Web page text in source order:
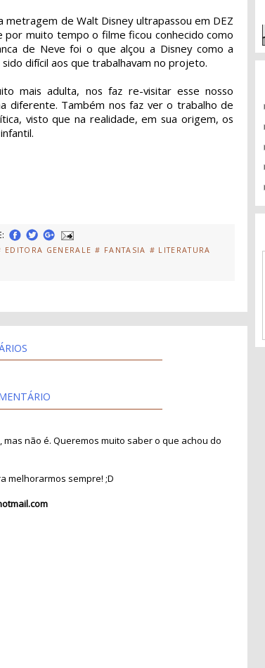
de Walt Disney ultrapassou em DEZ
por muito tempo o filme ficou conhecido como
de Neve foi o que alçou a Disney como a
difícil aos que trabalhavam no projeto.
mais adulta, nos faz re-visitar esse nosso
diferente. Também nos faz ver o trabalho de
visto que na realidade, em sua origem, os
EDITORA GENERALE # FANTASIA # LITERATURA
mas não é. Queremos muito saber o que achou do
melhorarmos sempre! ;D